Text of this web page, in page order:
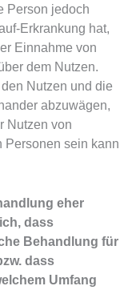
Person jedoch
Erkrankung hat,
Einnahme von
dem Nutzen.
Nutzen und die
abzuwägen,
Nutzen von
Personen sein kann
eher
dass
Behandlung für
dass
Umfang